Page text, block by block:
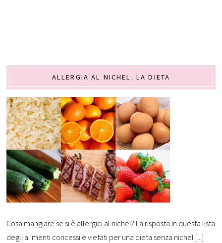
ALLERGIA AL NICHEL. LA DIETA
Cosa mangiare se si è allergici al nichel? La risposta in questa lista
degli alimenti concessi e vietati per una dieta senza nichel [...]